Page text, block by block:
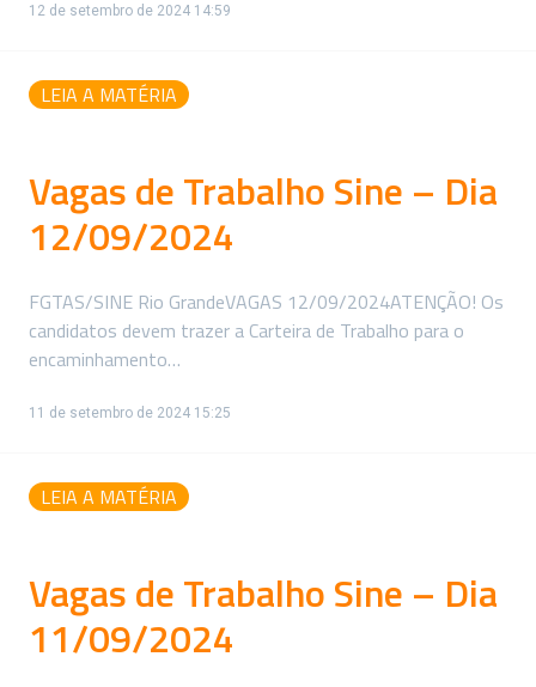
12 de setembro de 2024 14:59
LEIA A MATÉRIA
Vagas de Trabalho Sine – Dia
12/09/2024
FGTAS/SINE Rio GrandeVAGAS 12/09/2024ATENÇÃO! Os
candidatos devem trazer a Carteira de Trabalho para o
encaminhamento…
11 de setembro de 2024 15:25
LEIA A MATÉRIA
Vagas de Trabalho Sine – Dia
11/09/2024